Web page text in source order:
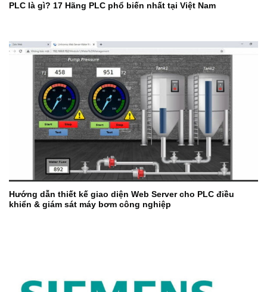
PLC là gì? 17 Hãng PLC phổ biến nhất tại Việt Nam
Hướng dẫn thiết kế giao diện Web Server cho PLC điều
khiển & giám sát máy bơm công nghiệp